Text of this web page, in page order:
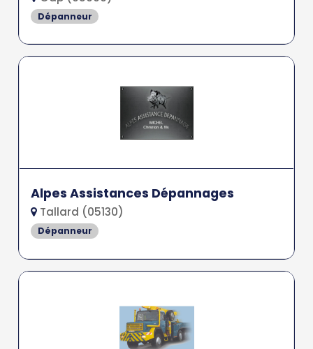
Dépanneur
Alpes Assistances Dépannages
Tallard (05130)
Dépanneur